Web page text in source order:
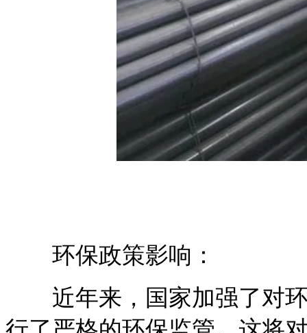
环保政策影响：
近年来，国家加强了对环